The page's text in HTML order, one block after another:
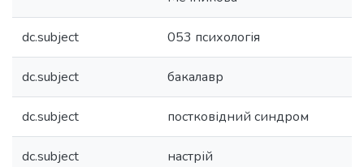
dc.subject 053 психологія
dc.subject бакалавр
dc.subject постковідний синдром
dc.subject настрій